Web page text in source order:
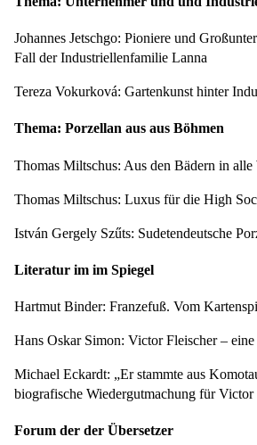
Johannes Jetschgo: Pioniere und
Fall der Industriellenfamilie Lanna
Tereza Vokurková: Gartenkunst hinter
Thema: Porzellan aus aus Böhmen
Thomas Miltschus: Aus den Bädern in alle
Thomas Miltschus: Luxus für die High
István Gergely Szűts: Sudetendeutsche
Literatur im im Spiegel
Hartmut Binder: Franzefuß. Vom
Hans Oskar Simon: Victor Fleischer –
Michael Eckardt: „Er stammte aus
biografische Wiedergutmachung für Victor
Forum der der Übersetzer